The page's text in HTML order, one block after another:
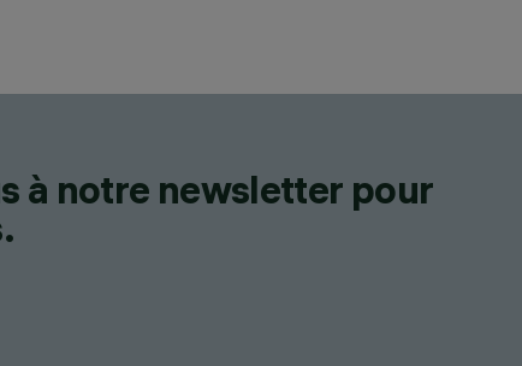
à notre newsletter pour